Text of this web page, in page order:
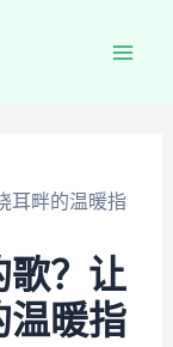
耳畔的温暖指
歌？让
温暖指